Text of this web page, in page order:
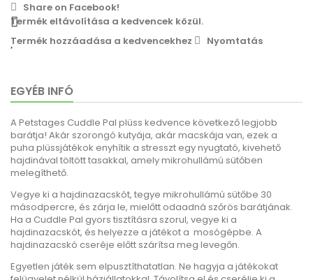
Share on Facebook!
Termék eltávolítása a kedvencek közül.
Termék hozzáadása a kedvencekhez
Nyomtatás
EGYÉB INFÓ
A Petstages Cuddle Pal plüss kedvence következő legjobb
barátja! Akár szorongó kutyája, akár macskája van, ezek a
puha plüssjátékok enyhítik a stresszt egy nyugtató, kivehető
hajdinával töltött tasakkal, amely mikrohullámú sütőben
melegíthető.
Vegye ki a hajdinazacskót, tegye mikrohullámú sütőbe 30
másodpercre, és zárja le, mielőtt odaadná szőrös barátjának.
Ha a Cuddle Pal gyors tisztításra szorul, vegye ki a
hajdinazacskót, és helyezze a játékot a mosógépbe. A
hajdinazacskó cseréje előtt szárítsa meg levegőn.
Egyetlen játék sem elpusztíthatatlan. Ne hagyja a játékokat